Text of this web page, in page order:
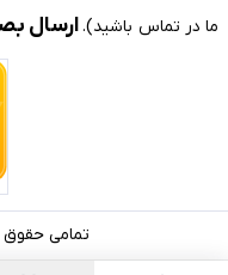
ما در تماس باشید).ارسال
تمامی